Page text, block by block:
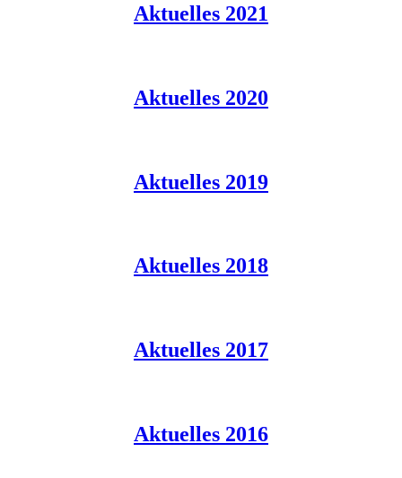
Aktuelles 2021
Aktuelles 2020
Aktuelles 2019
Aktuelles 2018
Aktuelles 2017
Aktuelles 2016